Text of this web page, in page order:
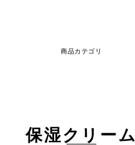
商品カテゴリ
保湿クリーム